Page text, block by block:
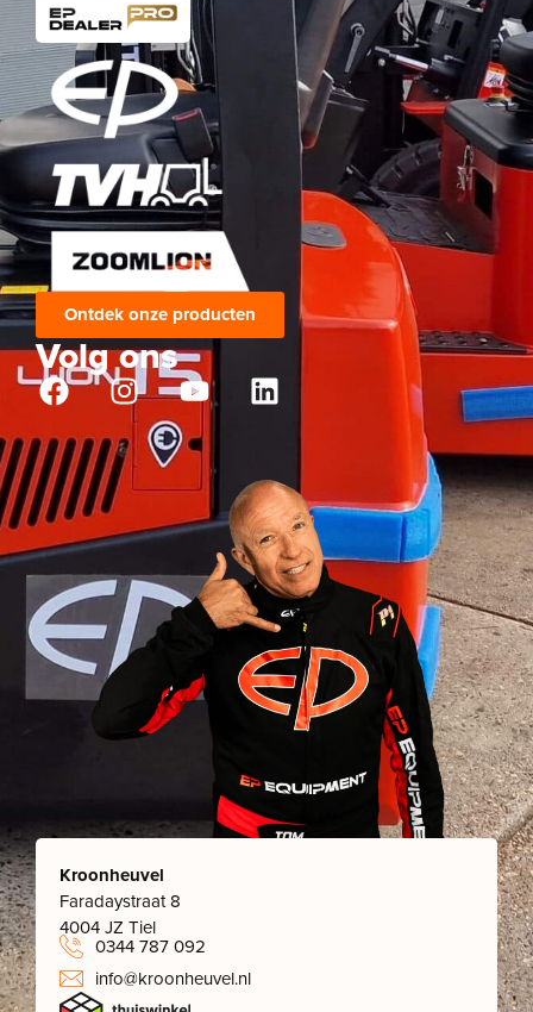
Ontdek onze producten
Volg ons
Kroonheuvel
Faradaystraat 8
4004 JZ Tiel
0344 787 092
info@kroonheuvel.nl